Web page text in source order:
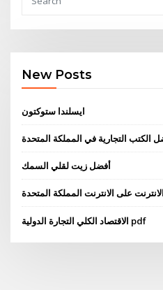
New Posts
ايسلندا ستوكتون
الكتب التجارية في المملكة المتحدة
أفضل زيت لقلي السمك
على الانترنت المملكة المتحدة
الاقتصاد الكلي التجارة الدولية pdf